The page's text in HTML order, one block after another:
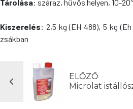
Tárolása: száraz, hűvös helyen, 10-
Kiszerelés: 2,5 kg (EH 488), 5 kg
zsákban
ELŐZŐ
Microlat